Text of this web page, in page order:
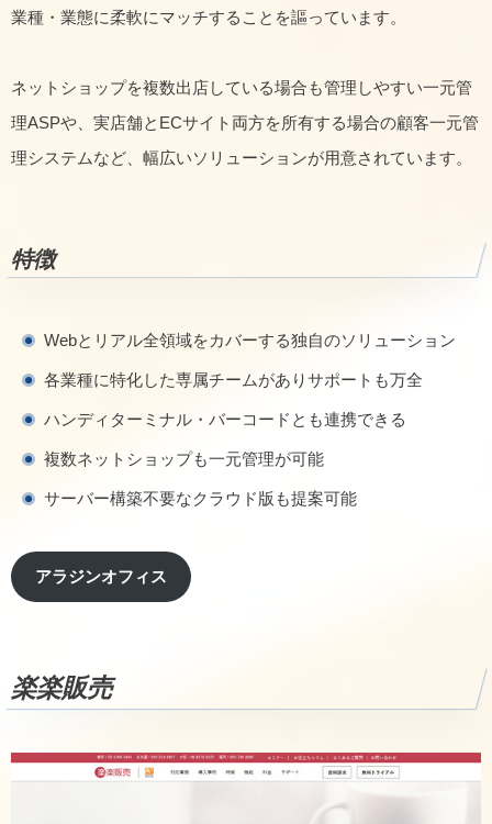
業種・業態に柔軟にマッチすることを謳っています。
ネットショップを複数出店している場合も管理しやすい一元管
理ASPや、実店舗とECサイト両方を所有する場合の顧客一元管
理システムなど、幅広いソリューションが用意されています。
特徴
Webとリアル全領域をカバーする独自のソリューション
各業種に特化した専属チームがありサポートも万全
ハンディターミナル・バーコードとも連携できる
複数ネットショップも一元管理が可能
サーバー構築不要なクラウド版も提案可能
アラジンオフィス
楽楽販売